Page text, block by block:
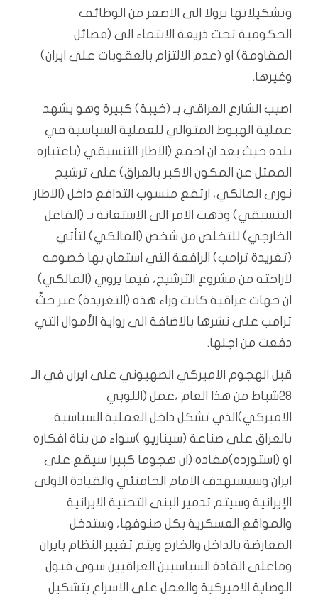
وتشكيلاتها نزولا الى الاصغر من الوظائف
الحكومية تحت ذريعة الانتماء الى (فصائل
المقاومة) او (عدم الالتزام بالعقوبات على ايران)
وغيرها.
اصيب الشارع العراقي بـ (خيبة) كبيرة وهو يشهد
عملية الهبوط المتوالي للعملية السياسية في
بلده حيث بعد ان اجمع (الاطار التنسيقي (باعتباره
الممثل عن المكون الاكبر بالعراق) على ترشيح
نوري المالكي، ارتفع منسوب التدافع داخل (الاطار
التنسيقي) وذهب الامر الى الاستعانة بـ (الفاعل
الخارجي) للتخلص من شخص (المالكي) لتأتي
(تغريدة ترامب) الرافعة التي استعان بها خصومه
لازاحته من مشروع الترشيح، فيما يروي (المالكي)
ان جهات عراقية كانت وراء هذه (التغريدة) عبر حثّ
ترامب على نشرها بالاضافة الى رواية الأموال التي
دفعت من اجلها.
قبل الهجوم الاميركي الصهيوني على ايران في الـ
٢٨شباط من هذا العام ،عمل (اللوبي
الاميركي)الذي تشكل داخل العملية السياسية
بالعراق على صناعة (سيناريو )سواء من بناة افكاره
او (استورده)مفاده (ان هجوما كبيرا سيقع على
ايران وسيستهدف الامام الخامنئي والقيادة الاولى
الإيرانية وسيتم تدمير البنى التحتية الايرانية
والمواقع العسكرية بكل صنوفها، وستدخل
المعارضة بالداخل والخارج ويتم تغيير النظام بايران
وماعلى القادة السياسيين العراقيين سوى قبول
الوصاية الاميركية والعمل على الاسراع بتشكيل